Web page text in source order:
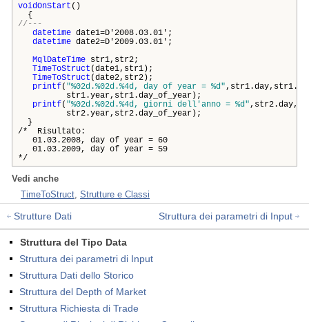
voidOnStart ()
{
//---
datetime date1=D'2008.03.01';
datetime date2=D'2009.03.01';
MqlDateTime str1,str2;
TimeToStruct (date1,str1);
TimeToStruct (date2,str2);
printf( "%02d.%02d.%4d, day of year = %d"
str1.year,str1.day_of_year);
printf( "%02d.%02d.%4d, giorni dell'anno = %d"
str2.year,str2.day_of_year);
}
/* Risultato:
01.03.2008, day of year = 60
01.03.2009, day of year = 59
*/
Vedi anche
TimeToStruct, Strutture e Classi
Strutture Dati Struttura dei parametri di Input
Struttura del Tipo Data
Struttura dei parametri di Input
Struttura Dati dello Storico
Struttura del Depth of Market
Struttura Richiesta di Trade